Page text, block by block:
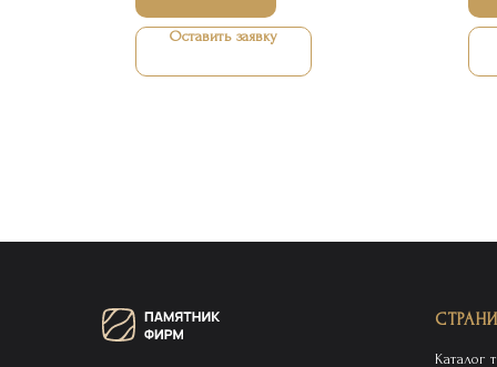
Оставить заявку
Каталог